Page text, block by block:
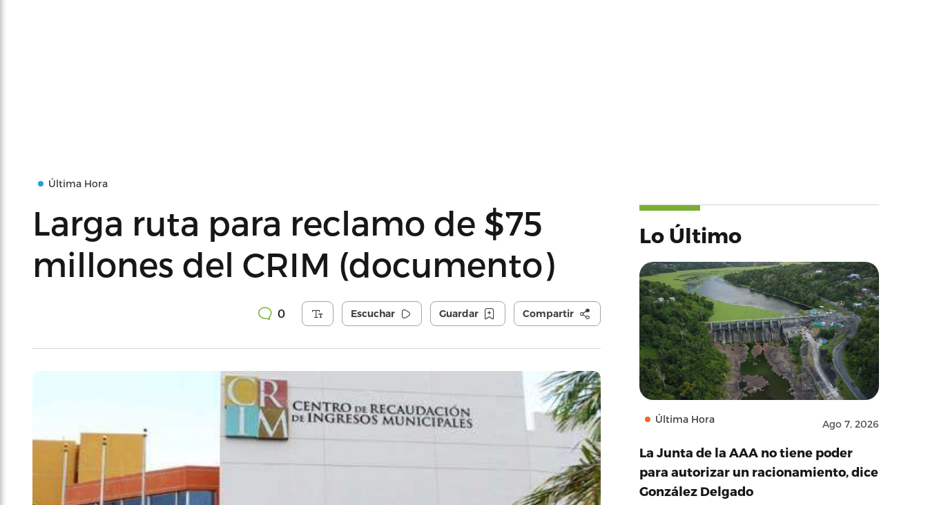
Última Hora
Larga ruta para reclamo de $75
millones del CRIM (documento)
0 Escuchar Guardar Compartir
Lo Último
Última Hora Ago 7, 2026
La Junta de la AAA no tiene poder
para autorizar un racionamiento, dice
González Delgado